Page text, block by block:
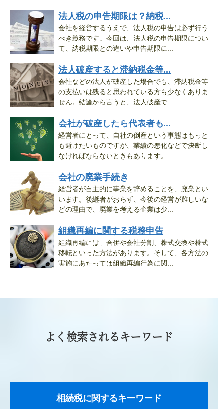
法人税の申告期限は？納税...
会社を経営するうえで、法人税の申告は必ず行う
べき義務です。今回は、法人税の申告期限につい
て、納税期限との違いや申告期限に...
法人破産すると滞納税金等...
会社などの法人が破産した場合でも、滞納税金等
の支払いは残ると思われている方も少なくありま
せん。結論から言うと、法人破産で...
会社が破産したら代表者も...
経営者にとって、自社の倒産という事態はもっと
も避けたいものですが、業績の悪化などで決断し
なければならないときもあります。...
会社の廃業手続き
経営者が自主的に事業を辞めることを、廃業とい
います。後継者がおらず、今後の経営が難しいな
どの理由で、廃業を考える企業は少...
組織再編に関する税務申告
組織再編には、合併や会社分割、株式交換や株式
移転といった方法があります。そして、各方法の
実施にあたっては組織再編行為に関...
よく検索されるキーワード
相続税に関するキーワード